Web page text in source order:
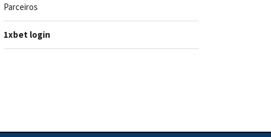
Parceiros
1xbet login